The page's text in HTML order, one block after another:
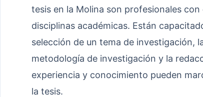
tesis en la Molina son profesionales
disciplinas académicas. Están
selección de un tema de investigación,
metodología de investigación y la
experiencia y conocimiento pueden
la tesis.